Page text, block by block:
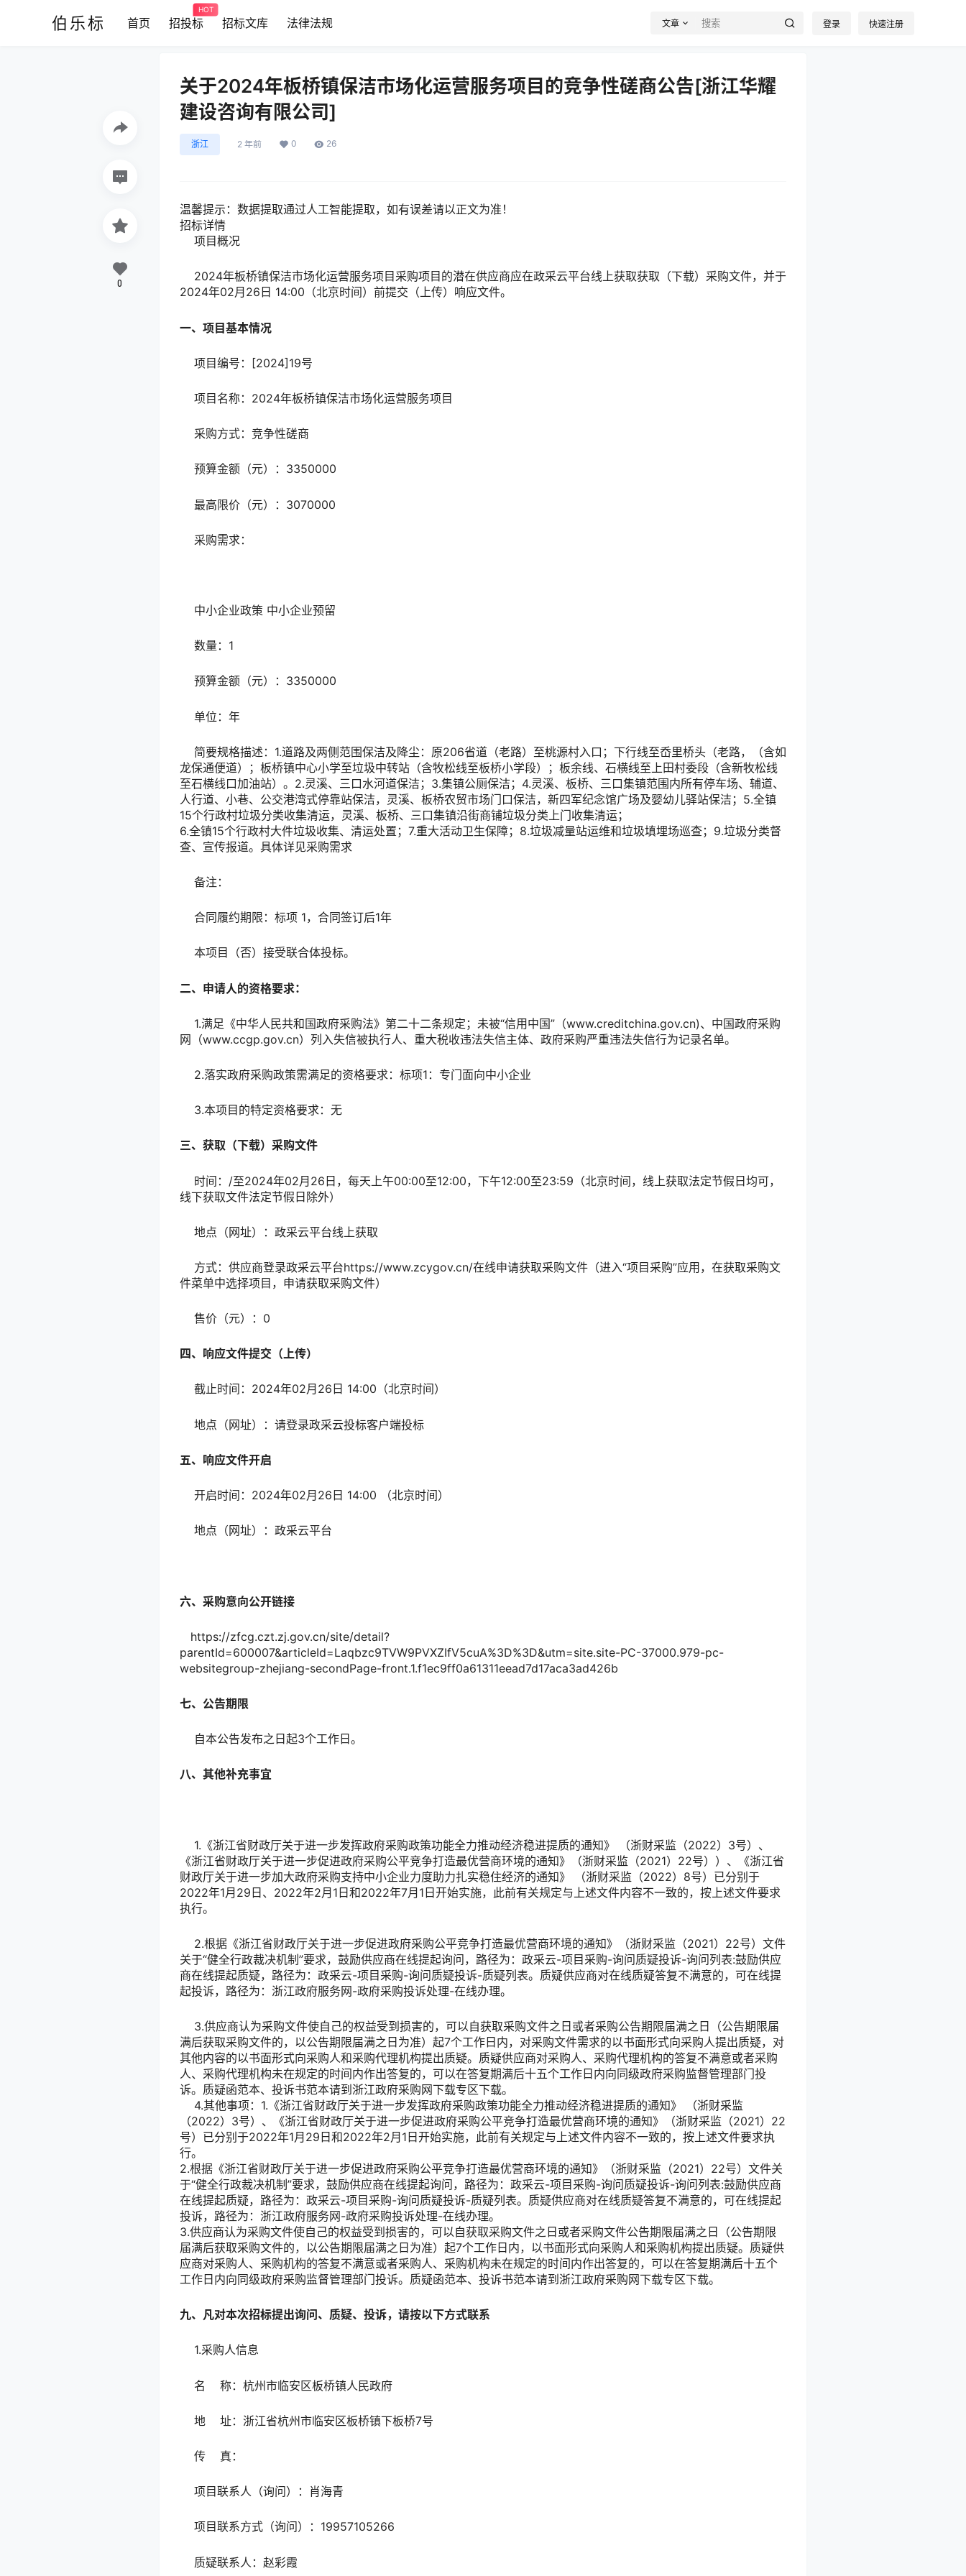
伯乐标 首页 招投标
HOT
招标文库 法律法规 文章 登录 快速注册
关于2024年板桥镇保洁市场化运营服务项目的竞争性磋商公告[浙江华耀
建设咨询有限公司]
浙江 2 年前 0 26
温馨提示： 数据提取通过人工智能提取，如有误差请以正文为准！
招标详情
项目概况
2024年板桥镇保洁市场化运营服务项目采购项目的潜在供应商应在政采云平台线上获取获取（下载）采购文件，并于
2024年02月26日 14:00（北京时间）前提交（上传）响应文件。
一、项目基本情况
项目编号：[2024]19号
项目名称：2024年板桥镇保洁市场化运营服务项目
采购方式：竞争性磋商
预算金额（元）：3350000
最高限价（元）：3070000
采购需求：
中小企业政策 中小企业预留
数量：1
预算金额（元）：3350000
单位：年
简要规格描述：1.道路及两侧范围保洁及降尘：原206省道（老路）至桃源村入口；下行线至岙里桥头（老路，（含如
龙保通便道）；板桥镇中心小学至垃圾中转站（含牧松线至板桥小学段）；板余线、石横线至上田村委段（含新牧松线
至石横线口加油站）。2.灵溪、三口水河道保洁；3.集镇公厕保洁；4.灵溪、板桥、三口集镇范围内所有停车场、辅道、
人行道、小巷、公交港湾式停靠站保洁，灵溪、板桥农贸市场门口保洁，新四军纪念馆广场及婴幼儿驿站保洁；5.全镇
15个行政村垃圾分类收集清运，灵溪、板桥、三口集镇沿街商铺垃圾分类上门收集清运；
6.全镇15个行政村大件垃圾收集、清运处置；7.重大活动卫生保障；8.垃圾减量站运维和垃圾填埋场巡查；9.垃圾分类督
查、宣传报道。具体详见采购需求
备注：
合同履约期限：标项 1，合同签订后1年
本项目（否）接受联合体投标。
二、申请人的资格要求：
1.满足《中华人民共和国政府采购法》第二十二条规定；未被“信用中国”（www.creditchina.gov.cn)、中国政府采购
网（www.ccgp.gov.cn）列入失信被执行人、重大税收违法失信主体、政府采购严重违法失信行为记录名单。
2.落实政府采购政策需满足的资格要求：标项1：专门面向中小企业
3.本项目的特定资格要求：无
三、获取（下载）采购文件
时间：/至2024年02月26日，每天上午00:00至12:00，下午12:00至23:59（北京时间，线上获取法定节假日均可，
线下获取文件法定节假日除外）
地点（网址）：政采云平台线上获取
方式：供应商登录政采云平台https://www.zcygov.cn/在线申请获取采购文件（进入“项目采购”应用，在获取采购文
件菜单中选择项目，申请获取采购文件）
售价（元）：0
四、响应文件提交（上传）
截止时间：2024年02月26日 14:00（北京时间）
地点（网址）：请登录政采云投标客户端投标
五、响应文件开启
开启时间：2024年02月26日 14:00 （北京时间）
地点（网址）：政采云平台
六、采购意向公开链接
https://zfcg.czt.zj.gov.cn/site/detail?
parentId=600007&articleId=Laqbzc9TVW9PVXZIfV5cuA%3D%3D&utm=site.site-PC-37000.979-pc-
websitegroup-zhejiang-secondPage-front.1.f1ec9ff0a61311eead7d17aca3ad426b
七、公告期限
自本公告发布之日起3个工作日。
八、其他补充事宜
1.《浙江省财政厅关于进一步发挥政府采购政策功能全力推动经济稳进提质的通知》 （浙财采监（2022）3号）、
《浙江省财政厅关于进一步促进政府采购公平竞争打造最优营商环境的通知》（浙财采监（2021）22号））、《浙江省
财政厅关于进一步加大政府采购支持中小企业力度助力扎实稳住经济的通知》 （浙财采监（2022）8号）已分别于
2022年1月29日、2022年2月1日和2022年7月1日开始实施，此前有关规定与上述文件内容不一致的，按上述文件要求
执行。
2.根据《浙江省财政厅关于进一步促进政府采购公平竞争打造最优营商环境的通知》（浙财采监（2021）22号）文件
关于“健全行政裁决机制”要求，鼓励供应商在线提起询问，路径为：政采云-项目采购-询问质疑投诉-询问列表:鼓励供应
商在线提起质疑，路径为：政采云-项目采购-询问质疑投诉-质疑列表。质疑供应商对在线质疑答复不满意的，可在线提
起投诉，路径为：浙江政府服务网-政府采购投诉处理-在线办理。
3.供应商认为采购文件使自己的权益受到损害的，可以自获取采购文件之日或者采购公告期限届满之日（公告期限届
满后获取采购文件的，以公告期限届满之日为准）起7个工作日内，对采购文件需求的以书面形式向采购人提出质疑，对
其他内容的以书面形式向采购人和采购代理机构提出质疑。质疑供应商对采购人、采购代理机构的答复不满意或者采购
人、采购代理机构未在规定的时间内作出答复的，可以在答复期满后十五个工作日内向同级政府采购监督管理部门投
诉。质疑函范本、投诉书范本请到浙江政府采购网下载专区下载。
4.其他事项：1.《浙江省财政厅关于进一步发挥政府采购政策功能全力推动经济稳进提质的通知》 （浙财采监
（2022）3号）、《浙江省财政厅关于进一步促进政府采购公平竞争打造最优营商环境的通知》（浙财采监（2021）22
号）已分别于2022年1月29日和2022年2月1日开始实施，此前有关规定与上述文件内容不一致的，按上述文件要求执
行。
2.根据《浙江省财政厅关于进一步促进政府采购公平竞争打造最优营商环境的通知》（浙财采监（2021）22号）文件关
于“健全行政裁决机制”要求，鼓励供应商在线提起询问，路径为：政采云-项目采购-询问质疑投诉-询问列表:鼓励供应商
在线提起质疑，路径为：政采云-项目采购-询问质疑投诉-质疑列表。质疑供应商对在线质疑答复不满意的，可在线提起
投诉，路径为：浙江政府服务网-政府采购投诉处理-在线办理。
3.供应商认为采购文件使自己的权益受到损害的，可以自获取采购文件之日或者采购文件公告期限届满之日（公告期限
届满后获取采购文件的，以公告期限届满之日为准）起7个工作日内，以书面形式向采购人和采购机构提出质疑。质疑供
应商对采购人、采购机构的答复不满意或者采购人、采购机构未在规定的时间内作出答复的，可以在答复期满后十五个
工作日内向同级政府采购监督管理部门投诉。质疑函范本、投诉书范本请到浙江政府采购网下载专区下载。
九、凡对本次招标提出询问、质疑、投诉，请按以下方式联系
1.采购人信息
名 称：杭州市临安区板桥镇人民政府
地 址：浙江省杭州市临安区板桥镇下板桥7号
传 真：
项目联系人（询问）：肖海青
项目联系方式（询问）：19957105266
质疑联系人：赵彩霞
0